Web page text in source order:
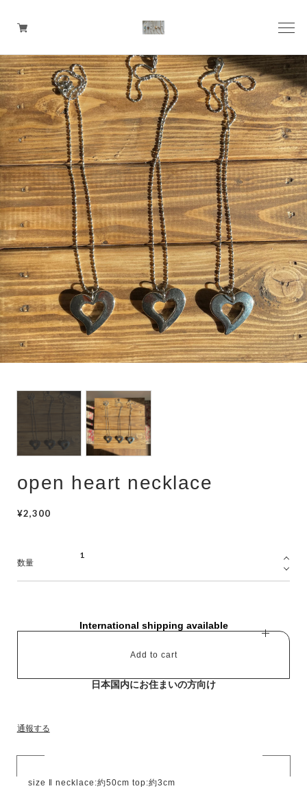
pierce
earring
ring
ear cuff
necklace
bangle
bracelet
hair accessory
choker
open heart necklace
¥2,300
数量
International shipping available
Add to cart
日本国内にお住まいの方向け
通報する
size ‖ necklace:約50cm top:約3cm